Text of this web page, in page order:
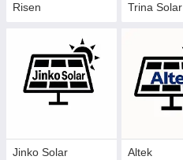
Risen Trina Solar
Jinko Solar Altek